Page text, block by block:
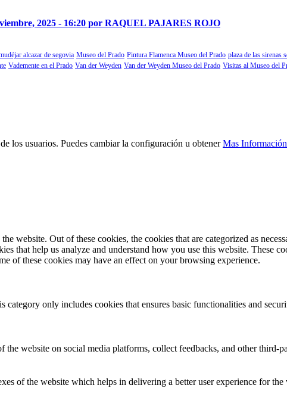
2025 - 16:20 por RAQUEL PAJARES ROJO
alcazar de segovia Museo del Prado Pintura Flamenca Museo del Prado plaza de las sirenas
Vademente en el Prado Van der Weyden Van der Weyden Museo del Prado Visitas al Museo del
los usuarios. Puedes cambiar la configuración u obtenerMas Información
website. Out of these cookies, the cookies that are categorized as
that help us analyze and understand how you use this website. These
of these cookies may have an effect on your browsing experience.
only includes cookies that ensures basic functionalities and
website on social media platforms, collect feedbacks, and other third-
of the website which helps in delivering a better user experience for the